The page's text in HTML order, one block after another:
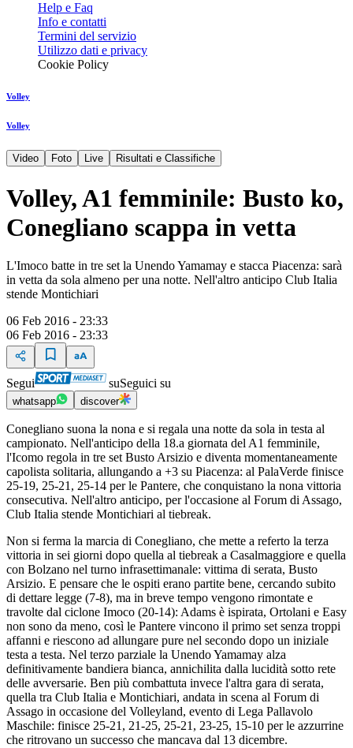
Help e Faq
Info e contatti
Termini del servizio
Utilizzo dati e privacy
Cookie Policy
Volley
Volley
Video Foto Live Risultati e Classifiche
Volley, A1 femminile: Busto ko,
Conegliano scappa in vetta
L'Imoco batte in tre set la Unendo Yamamay e stacca Piacenza: sarà
in vetta da sola almeno per una notte. Nell'altro anticipo Club Italia
stende Montichiari
06 Feb 2016 - 23:33
06 Feb 2016 - 23:33
Segui suSeguici su
whatsapp discover
Conegliano suona la nona e si regala una notte da sola in testa al
campionato. Nell'anticipo della 18.a giornata del A1 femminile,
l'Icomo regola in tre set Busto Arsizio e diventa momentaneamente
capolista solitaria, allungando a +3 su Piacenza: al PalaVerde finisce
25-19, 25-21, 25-14 per le Pantere, che conquistano la nona vittoria
consecutiva. Nell'altro anticipo, per l'occasione al Forum di Assago,
Club Italia stende Montichiari al tiebreak.
Non si ferma la marcia di Conegliano, che mette a referto la terza
vittoria in sei giorni dopo quella al tiebreak a Casalmaggiore e quella
con Bolzano nel turno infrasettimanale: vittima di serata, Busto
Arsizio. E pensare che le ospiti erano partite bene, cercando subito
di dettare legge (7-8), ma in breve tempo vengono rimontate e
travolte dal ciclone Imoco (20-14): Adams è ispirata, Ortolani e Easy
non sono da meno, così le Pantere vincono il primo set senza troppi
affanni e riescono ad allungare pure nel secondo dopo un iniziale
testa a testa. Nel terzo parziale la Unendo Yamamay alza
definitivamente bandiera bianca, annichilita dalla lucidità sotto rete
delle avversarie. Ben più combattuta invece l'altra gara di serata,
quella tra Club Italia e Montichiari, andata in scena al Forum di
Assago in occasione del Volleyland, evento di Lega Pallavolo
Maschile: finisce 25-21, 21-25, 25-21, 23-25, 15-10 per le azzurrine
che ritrovano un successo che mancava dal 13 dicembre.